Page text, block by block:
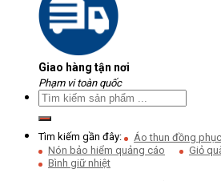
Giao hàng tận nơi
Phạm vi toàn quốc
Tìm kiếm gần đây:
Áo thun đồng phục
Nón bảo hiểm quảng cáo
Giỏ
Bình giữ nhiệt